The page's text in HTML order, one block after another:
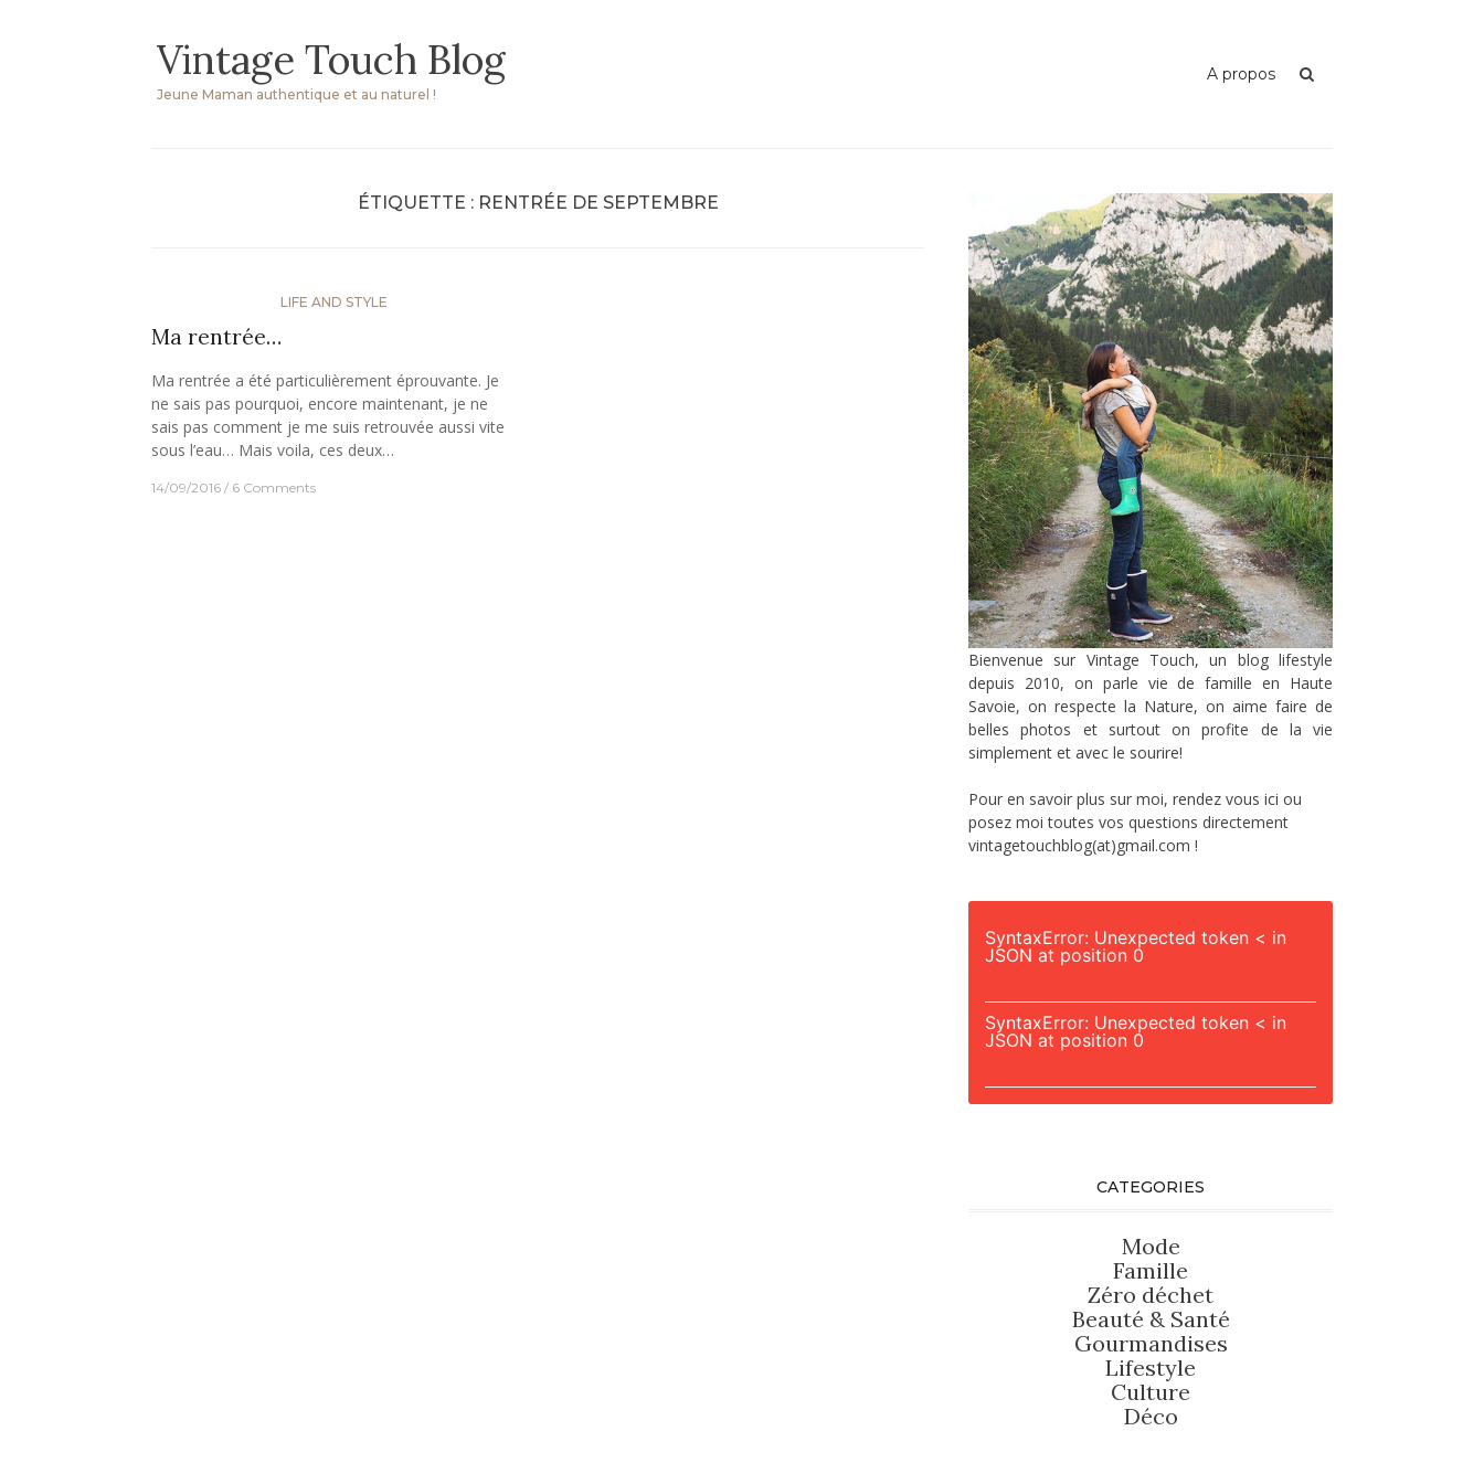
contentVintage Touch Blog
Jeune Maman authentique et au naturel !
A propos
ÉTIQUETTE : RENTRÉE DE SEPTEMBRE
LIFE AND STYLE
Ma rentrée…
Ma rentrée a été particulièrement éprouvante. Je
ne sais pas pourquoi, encore maintenant, je ne
sais pas comment je me suis retrouvée aussi vite
sous l’eau… Mais voila, ces deux…
14/09/2016 6 Comments
Bienvenue sur Vintage Touch, un blog lifestyle
depuis 2010, on parle vie de famille en Haute
Savoie, on respecte la Nature, on aime faire de
belles photos et surtout on profite de la vie
simplement et avec le sourire!
Pour en savoir plus sur moi, rendez vous ici ou
posez moi toutes vos questions directement
vintagetouchblog(at)gmail.com !
SyntaxError: Unexpected token < in
JSON at position 0
SyntaxError: Unexpected token < in
JSON at position 0
CATEGORIES
Mode
Famille
Zéro déchet
Beauté & Santé
Gourmandises
Lifestyle
Culture
Déco